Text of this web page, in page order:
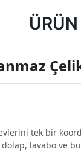
tek bir
lavabo ve